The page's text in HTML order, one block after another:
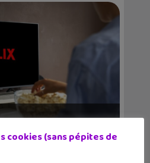
Netflix à visionner
cookies (sans pépites de